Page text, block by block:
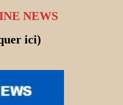
NEWS
ici)